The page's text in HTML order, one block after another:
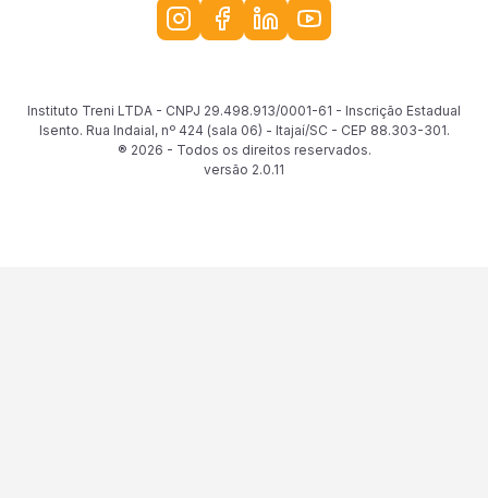
Instituto Treni LTDA - CNPJ 29.498.913/0001-61 - Inscrição Estadual
Isento. Rua Indaial, nº 424 (sala 06) - Itajaí/SC - CEP 88.303-301.
® 2026 - Todos os direitos reservados.
versão 2.0.11